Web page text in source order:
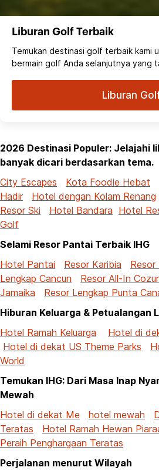
Liburan Golf Terbaik
Temukan destinasi golf terbaik kami
bermain golf Anda selanjutnya yang
Liburan
2026 Destinasi Populer: Jelajahi
banyak dicari berdasarkan tema.
City Escapes
Kota Foodie Hebat
Hadir
Hotel dengan Kolam Renang
Resor Ski
Hotel Bandara Hotel
Golf
Selami Resor Pantai Terbaik IHG
Hotel Pantai
Resor Karibia Resor
Lengkap Cancun
Resor All-In
Jamaika
Resor Lengkap Punta
Hiburan Keluarga & Petualangan
Hotel Ramah Keluarga
Hotel di
Hotel di dekat US Theme Parks
World
Temukan IHG: Dari Masa Inap
Mewah
Hotel di dekat Me
hotel mewah
Teratas
Hotel Ramah Hewan
Peraih Penghargaan Teratas
Perjalanan menurut Wilayah